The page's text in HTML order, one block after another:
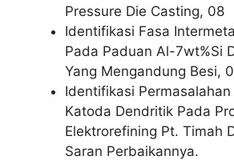
Pressure Die Casting, 08
Identifikasi Fasa
Pada Paduan Al-7wt%Si
Yang Mengandung Besi,
Identifikasi
Katoda Dendritik Pada
Elektrorefining Pt. Timah
Saran Perbaikannya.